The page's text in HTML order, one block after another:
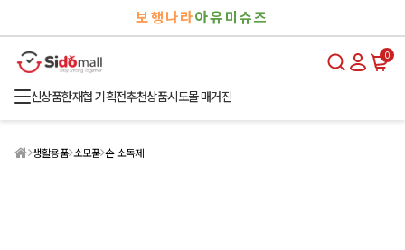
보행나라아유미슈즈
0
신상품한재협 기획전추천상품시도몰 매거진
생활용품 소모품 손 소독제